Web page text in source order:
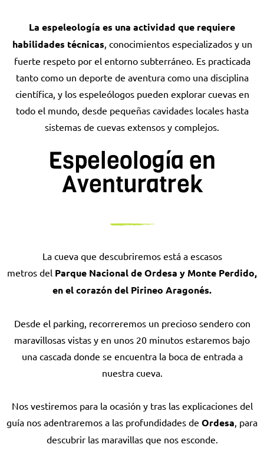
La espeleología es una actividad que requiere
habilidades técnicas , conocimientos especializados y un
fuerte respeto por el entorno subterráneo. Es practicada
tanto como un deporte de aventura como una disciplina
científica, y los espeleólogos pueden explorar cuevas en
todo el mundo, desde pequeñas cavidades locales hasta
sistemas de cuevas extensos y complejos.
Espeleología en
Aventuratrek
La cueva que descubriremos está a escasos
metros del Parque Nacional de Ordesa y Monte Perdido,
en el corazón del Pirineo Aragonés.
Desde el parking, recorreremos un precioso sendero con
maravillosas vistas y en unos 20 minutos estaremos bajo
una cascada donde se encuentra la boca de entrada a
nuestra cueva.
Nos vestiremos para la ocasión y tras las explicaciones del
guía nos adentraremos a las profundidades de Ordesa , para
descubrir las maravillas que nos esconde.